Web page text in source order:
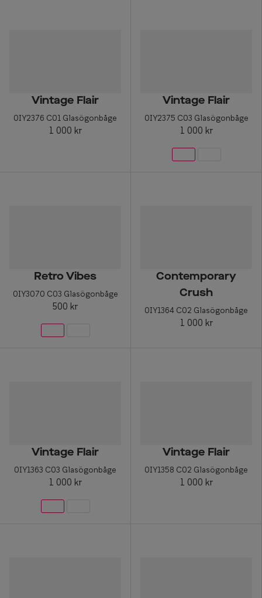
Vintage Flair
0IY2376 C01 Glasögonbåge
1 000 kr
Vintage Flair
0IY2375 C03 Glasögonbåge
1 000 kr
Retro Vibes
0IY3070 C03 Glasögonbåge
500 kr
Contemporary
Crush
0IY1364 C02 Glasögonbåge
1 000 kr
Vintage Flair
0IY1363 C03 Glasögonbåge
1 000 kr
Vintage Flair
0IY1358 C02 Glasögonbåge
1 000 kr